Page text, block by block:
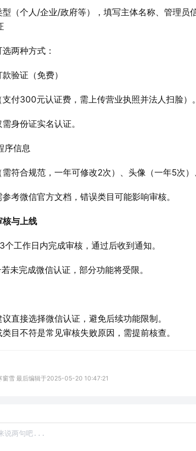
用户‌可选两种方式：
验证（免费）
付300元认证费，需上传营业执照并法人扫脸）。
用户‌仅需身份证实名认证。
核与上线
直接选择微信认证，避免后续功能限制。
窗雪 最后编辑于2025-05-20 10:47:21